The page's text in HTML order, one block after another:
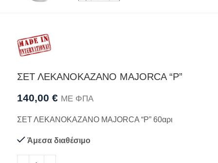
ΣΕΤ ΛΕΚΑΝΟΚΑΖΑΝΟ MAJORCA “P”
140,00 € ΜΕ ΦΠΑ
ΣΕΤ ΛΕΚΑΝΟΚΑΖΑΝΟ MAJORCA “P” 60αρι
Άμεσα διαθέσιμο